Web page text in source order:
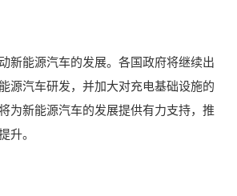
新能源汽车的发展。各国政府将继续出
源汽车研发，并加大对充电基础设施的
为新能源汽车的发展提供有力支持，推
升‌。